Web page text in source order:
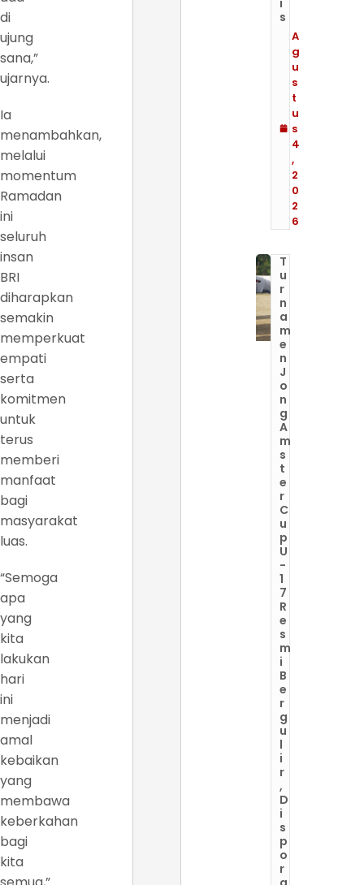
di
ujung
sana,”
ujarnya.
Ia
menambahkan,
melalui
momentum
Ramadan
ini
seluruh
insan
BRI
diharapkan
semakin
memperkuat
empati
serta
komitmen
untuk
terus
memberi
manfaat
bagi
masyarakat
luas.
“Semoga
apa
yang
kita
lakukan
hari
ini
menjadi
amal
kebaikan
yang
membawa
keberkahan
bagi
kita
s
A
g
u
s
t
u
s
4
,
2
0
2
6
T
u
r
n
a
m
e
n
J
o
n
g
A
m
s
t
e
r
C
u
p
U
-
1
7
R
e
s
m
i
B
e
r
g
u
l
i
r
,
D
i
s
p
o
r